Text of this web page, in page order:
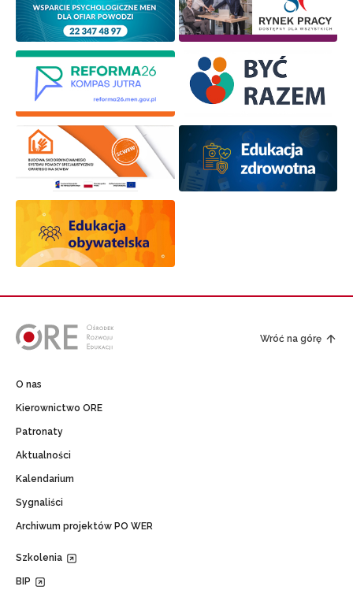
Wróć na górę
O nas
Kierownictwo ORE
Patronaty
Aktualności
Kalendarium
Sygnaliści
Archiwum projektów PO WER
Szkolenia
BIP